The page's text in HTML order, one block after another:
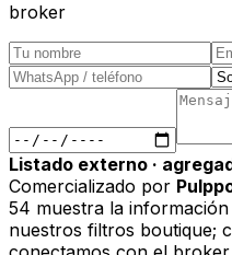
broker
Listado externo ·
Comercializado por
54 muestra la
nuestros filtros boutique;